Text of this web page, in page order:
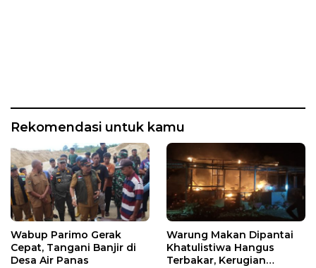
Rekomendasi untuk kamu
Wabup Parimo Gerak
Cepat, Tangani Banjir di
Desa Air Panas
Warung Makan Dipantai
Khatulistiwa Hangus
Terbakar, Kerugian